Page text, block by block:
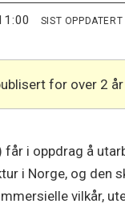
SIST OPPDATERT
for over 2
får i oppdrag å
i Norge, og den
vilkår,